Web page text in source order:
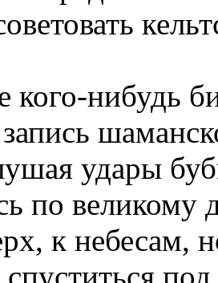
кого-нибудь
запись
удары
по великому
к небесам,